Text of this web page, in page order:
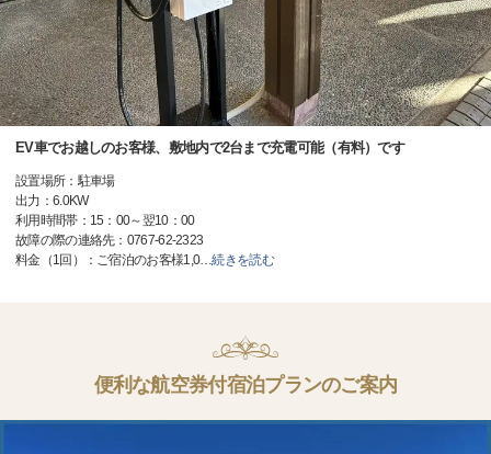
EV車でお越しのお客様、敷地内で2台まで充電可能（有料）です
設置場所：駐車場
出力：6.0KW
利用時間帯：15：00～翌10：00
故障の際の連絡先：0767-62-2323
料金（1回）：ご宿泊のお客様1,0…続きを読む
便利な航空券付宿泊プランのご案内